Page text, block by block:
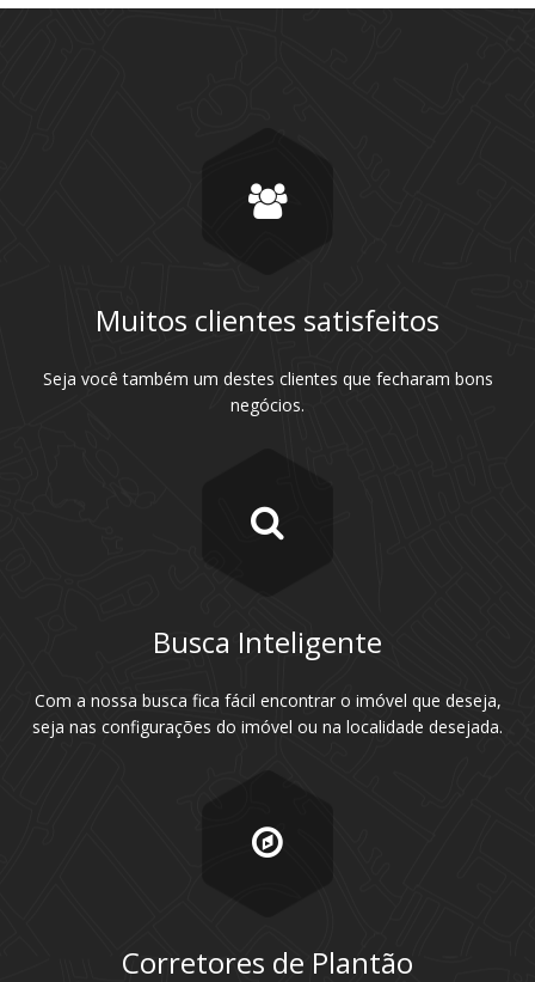
Muitos clientes satisfeitos
Seja você também um destes clientes que fecharam bons
negócios.
Busca Inteligente
Com a nossa busca fica fácil encontrar o imóvel que deseja,
seja nas configurações do imóvel ou na localidade desejada.
Corretores de Plantão